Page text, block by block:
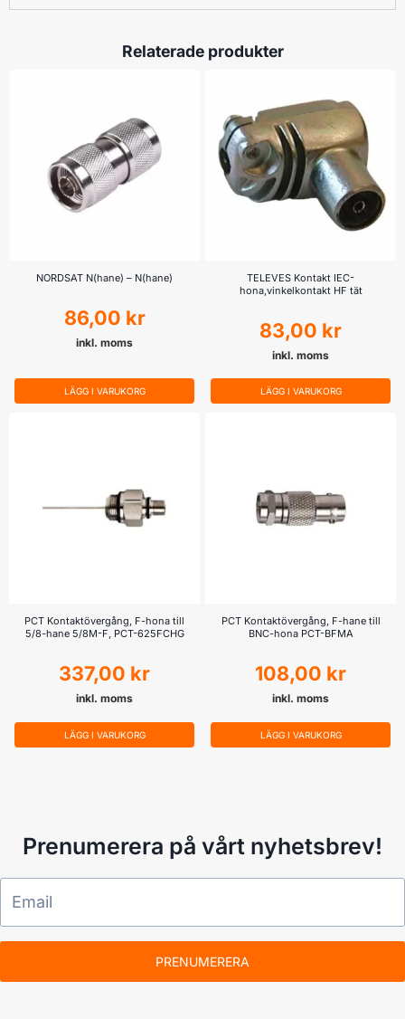
Relaterade produkter
NORDSAT N(hane) – N(hane)
86,00 kr
inkl. moms
LÄGG I VARUKORG
TELEVES Kontakt IEC-
hona,vinkelkontakt HF tät
83,00 kr
inkl. moms
LÄGG I VARUKORG
PCT Kontaktövergång, F-hona till
5/8-hane 5/8M-F, PCT-625FCHG
337,00 kr
inkl. moms
LÄGG I VARUKORG
PCT Kontaktövergång, F-hane till
BNC-hona PCT-BFMA
108,00 kr
inkl. moms
LÄGG I VARUKORG
Prenumerera på vårt nyhetsbrev!
PRENUMERERA